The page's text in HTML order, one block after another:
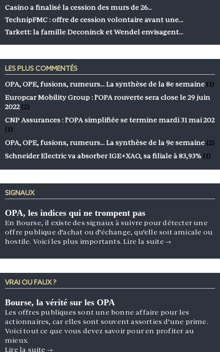
Casino a finalisé la cession des murs de 26…
TechnipFMC : offre de cession volontaire avant une…
Tarkett: la famille Deconinck et Wendel envisagent…
LES PLUS COMMENTÉS
OPA, OPE, fusions, rumeurs… La synthèse de la 8e semaine (1)
Europcar Mobility Group : l’OPA rouverte sera close le 29 juin
2022 (2)
CNP Assurances : l’OPA simplifiée se termine mardi 31 mai 202
(1)
OPA, OPE, fusions, rumeurs… La synthèse de la 9e semaine (2)
Schneider Electric va absorber IGE+XAO, sa filiale à 83,93% (1)
SIGNAUX
OPA, les indices qui ne trompent pas
En Bourse, il existe des signaux à suivre pour détecter une
offre publique d’achat ou d’échange, qu’elle soit amicale ou
hostile. Voici les plus importants.Lire la suite →
VRAI OU FAUX ?
Bourse, la vérité sur les OPA
Les offres publiques sont une bonne affaire pour les
actionnaires, car elles sont souvent assorties d’une prime.
Voici tout ce que vous devez savoir pour en profiter au
mieux.
Lire la suite →